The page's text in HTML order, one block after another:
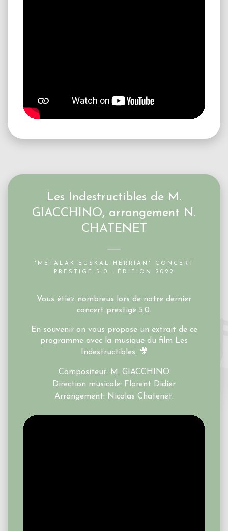
Les Indestructibles de M.
GIACCHINO, arrangement N.
CHATENET
"METALAK EUSKAL HERRIAN" CONCERT
PRESTIGE 5.0 - ÉDITION 2022
Vous étiez nombreux lors de notre dernier
concert prestige 5.0.
En souvenir on vous propose un extrait de ce
programme avec la musique du film Les
Indestructibles. 🎥
Compositeur: M. GIACCHINO
Direction musicale: Florent Didier
Arrangement: Nicolas Chatenet.